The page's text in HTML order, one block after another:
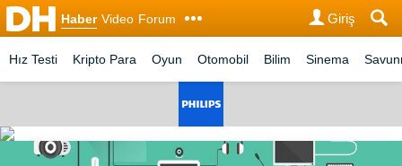
Haber Video Forum Giriş
Hız Testi Kripto Para Oyun Otomobil Bilim Sinema